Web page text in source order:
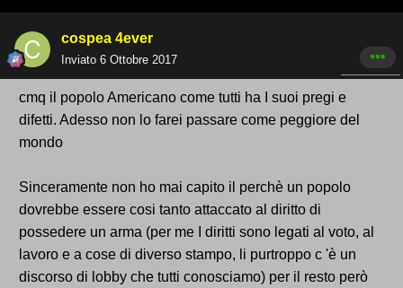
cospea 4ever
Inviato 6 Ottobre 2017
cmq il popolo Americano come tutti ha I suoi pregi e
difetti. Adesso non lo farei passare come peggiore del
mondo
Sinceramente non ho mai capito il perchè un popolo
dovrebbe essere cosi tanto attaccato al diritto di
possedere un arma (per me I diritti sono legati al voto, al
lavoro e a cose di diverso stampo, li purtroppo c 'è un
discorso di lobby che tutti conosciamo) per il resto però